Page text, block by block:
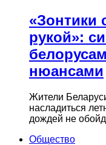
«Зонтики
рукой»:
нюансами
Жители
насладиться
дождей не
Общество